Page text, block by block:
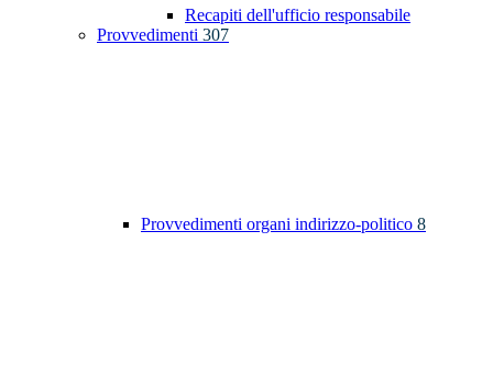
Recapiti dell'ufficio responsabile
Provvedimenti 307
Provvedimenti organi indirizzo-politico 8